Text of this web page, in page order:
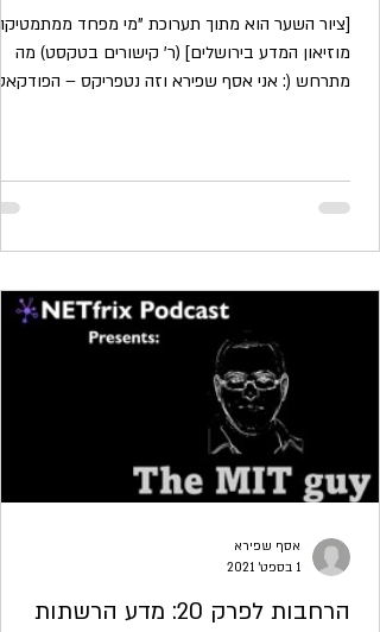
[ציור השער הוא מתוך תערוכת "מי מפחד
מוזיאון המדע בירושלים] (ר' קישורים בטקסט) מה
מתרחש (: אני אסף שפירא וזה נטפריקס –
הרחבות לפרק 20: מדע הרשתות
אסף שפירא
1 בספט׳ 2021